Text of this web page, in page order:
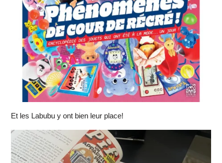
Et les Labubu y ont bien leur place!